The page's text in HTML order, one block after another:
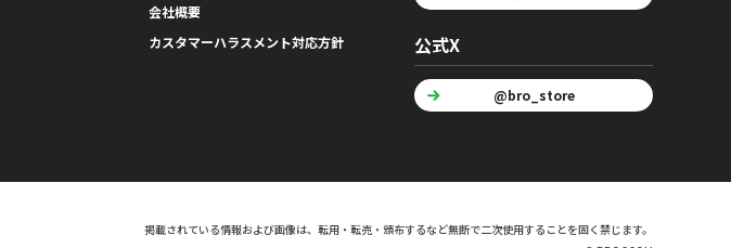
会社概要
カスタマーハラスメント対応方針
公式X
@bro_store
掲載されている情報および画像は、転用・転売・頒布するなど無断で二次使用することを固く禁じます。